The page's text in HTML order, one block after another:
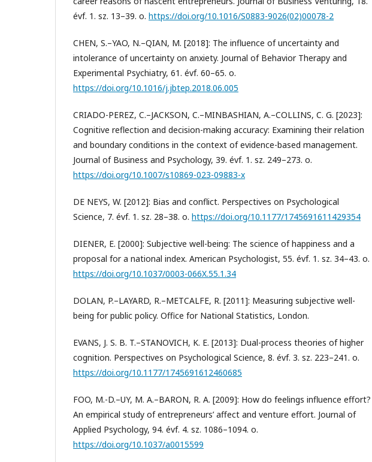
évf. 1. sz. 13–39. o. https://doi.org/10.1016/S0883-9026(02)00078-2
CHEN, S.–YAO, N.–QIAN, M. [2018]: The influence of uncertainty and
intolerance of uncertainty on anxiety. Journal of Behavior Therapy and
Experimental Psychiatry, 61. évf. 60–65. o.
https://doi.org/10.1016/j.jbtep.2018.06.005
CRIADO-PEREZ, C.–JACKSON, C.–MINBASHIAN, A.–COLLINS, C. G. [2023]:
Cognitive reflection and decision-making accuracy: Examining their relation
and boundary conditions in the context of evidence-based management.
Journal of Business and Psychology, 39. évf. 1. sz. 249–273. o.
https://doi.org/10.1007/s10869-023-09883-x
DE NEYS, W. [2012]: Bias and conflict. Perspectives on Psychological
Science, 7. évf. 1. sz. 28–38. o. https://doi.org/10.1177/1745691611429354
DIENER, E. [2000]: Subjective well-being: The science of happiness and a
proposal for a national index. American Psychologist, 55. évf. 1. sz. 34–43. o.
https://doi.org/10.1037/0003-066X.55.1.34
DOLAN, P.–LAYARD, R.–METCALFE, R. [2011]: Measuring subjective well-
being for public policy. Office for National Statistics, London.
EVANS, J. S. B. T.–STANOVICH, K. E. [2013]: Dual-process theories of higher
cognition. Perspectives on Psychological Science, 8. évf. 3. sz. 223–241. o.
https://doi.org/10.1177/1745691612460685
FOO, M.-D.–UY, M. A.–BARON, R. A. [2009]: How do feelings influence effort?
An empirical study of entrepreneurs’ affect and venture effort. Journal of
Applied Psychology, 94. évf. 4. sz. 1086–1094. o.
https://doi.org/10.1037/a0015599